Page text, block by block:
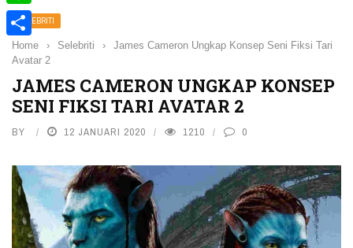
SELEBRITI
Home › Selebriti ›
James Cameron Ungkap Konsep Seni Fiksi Tari
Avatar 2
JAMES CAMERON UNGKAP KONSEP
SENI FIKSI TARI AVATAR 2
BY 12 JANUARI 2020 1210 0
Line
Share